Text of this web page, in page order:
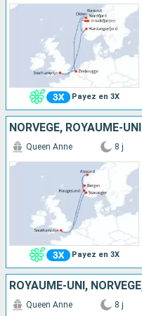
Payez en 3X
NORVÈGE, ROYAUME-UNI
Payez en 3X
Queen Anne 8 j
ROYAUME-UNI,
Queen Anne 8 j